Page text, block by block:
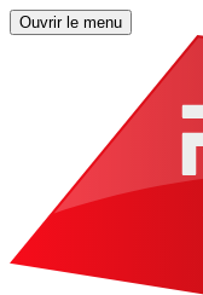
Ouvrir le menu